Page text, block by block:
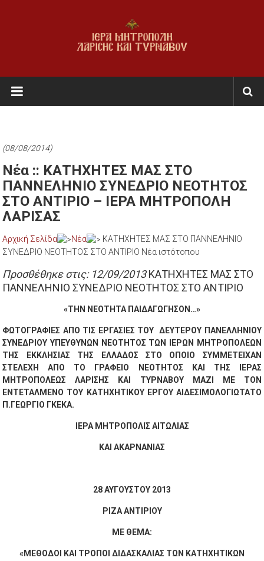
Ι.Μ.
Λαρίσης
Τυρνάβου
Εκκλησία
της
Ελλάδος
(08/08/2014)
Νέα :: ΚΑΤΗΧΗΤΕΣ ΜΑΣ ΣΤΟ
ΠΑΝΝΕΛΗΝΙΟ ΣΥΝΕΔΡΙΟ ΝΕΟΤΗΤΟΣ
ΣΤΟ ΑΝΤΙΡΙΟ – ΙΕΡΑ ΜΗΤΡΟΠΟΛΗ
ΛΑΡΙΣΑΣ
Αρχική Σελίδα Νέα
ΚΑΤΗΧΗΤΕΣ ΜΑΣ ΣΤΟ ΠΑΝΝΕΛΗΝΙΟ
ΣΥΝΕΔΡΙΟ ΝΕΟΤΗΤΟΣ ΣΤΟ ΑΝΤΙΡΙΟ Νέα ιστότοπου
Προσθέθηκε στις: 12/09/2013ΚΑΤΗΧΗΤΕΣ ΜΑΣ ΣΤΟ
ΠΑΝΝΕΛΗΝΙΟ ΣΥΝΕΔΡΙΟ ΝΕΟΤΗΤΟΣ ΣΤΟ ΑΝΤΙΡΙΟ
«ΤΗΝ ΝΕΟΤΗΤΑ ΠΑΙΔΑΓΩΓΗΣΟΝ…»
ΦΩΤΟΓΡΑΦΙΕΣ ΑΠΟ ΤΙΣ ΕΡΓΑΣΙΕΣ ΤΟΥ ΔΕΥΤΕΡΟΥ ΠΑΝΕΛΛΗΝΙΟΥ
ΣΥΝΕΔΡΙΟΥ ΥΠΕΥΘΥΝΩΝ ΝΕΟΤΗΤΟΣ ΤΩΝ ΙΕΡΩΝ ΜΗΤΡΟΠΟΛΕΩΝ
ΤΗΣ ΕΚΚΛΗΣΙΑΣ ΤΗΣ ΕΛΛΑΔΟΣ ΣΤΟ ΟΠΟΙΟ ΣΥΜΜΕΤΕΙΧΑΝ
ΣΤΕΛΕΧΗ ΑΠΟ ΤΟ ΓΡΑΦΕΙΟ ΝΕΟΤΗΤΟΣ ΚΑΙ ΤΗΣ ΙΕΡΑΣ
ΜΗΤΡΟΠΟΛΕΩΣ ΛΑΡΙΣΗΣ ΚΑΙ ΤΥΡΝΑΒΟΥ ΜΑΖΙ ΜΕ ΤΟΝ
ΕΝΤΕΤΑΛΜΕΝΟ ΤΟΥ ΚΑΤΗΧΗΤΙΚΟΥ ΕΡΓΟΥ ΑΙΔΕΣΙΜΟΛΟΓΙΩΤΑΤΟ
Π.ΓΕΩΡΓΙΟ ΓΚΕΚΑ.
ΙΕΡΑ ΜΗΤΡΟΠΟΛΙΣ ΑΙΤΩΛΙΑΣ
ΚΑΙ ΑΚΑΡΝΑΝΙΑΣ
28 ΑΥΓΟΥΣΤΟΥ 2013
ΡΙΖΑ ΑΝΤΙΡΙΟΥ
ΜΕ ΘΕΜΑ:
«ΜΕΘΟΔΟΙ ΚΑΙ ΤΡΟΠΟΙ ΔΙΔΑΣΚΑΛΙΑΣ ΤΩΝ ΚΑΤΗΧΗΤΙΚΩΝ